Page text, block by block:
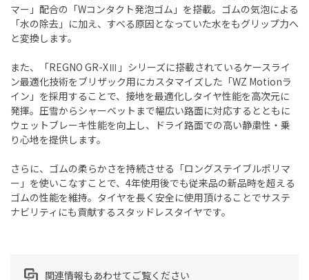
マー」配合の「Wコンタクト発泡ゴム」を搭載。ゴムの気泡による
「水の除去」に加え、すべる原因となっていた水をもグリップ力へ
と変換します。
また、「REGNO GR-XⅢ」シリーズに搭載されているケースライ
ン最適化技術をブリザック用にカスタマイズした「WZ Motionラ
イン」を採用することで、接地を最適化しタイヤ性能を高次元に
発揮。圧雪からシャーベットまで幅広い路面に対応するとともに
ウェットブレーキ性能を向上し、ドライ路面での高い静粛性・乗
り心地を提供します。
さらに、ゴムの柔らかさを持続させる「ロングステイブルポリマ
ー」を使いこなすことで、4年使用後でも従来品の新品時を超える
ゴムの性能を維持。タイヤを長く安全に使用頂けることでサステ
ナビリティにも貢献するスタッドレスタイヤです。
関連情報もあわせてご覧ください